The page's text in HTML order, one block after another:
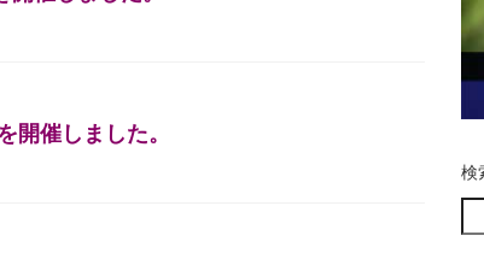
開催しました。
検